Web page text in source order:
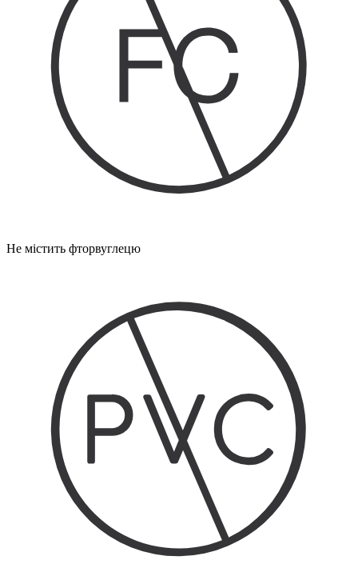
Не містить фторвуглецю